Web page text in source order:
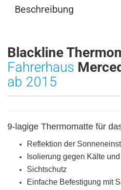
Beschreibung
Blackline
Fahrerhaus
ab 2015
9-lagige Thermomatte für
Reflektion der
Isolierung gegen Kälte
Sichtschutz
Einfache Befestigung mit